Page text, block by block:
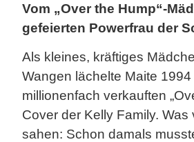
Vom „Over the Hump“-
gefeierten Powerfrau der
Als kleines, kräftiges
Wangen lächelte Maite 1994
millionenfach verkauften
Cover der Kelly Family. Was
sahen: Schon damals